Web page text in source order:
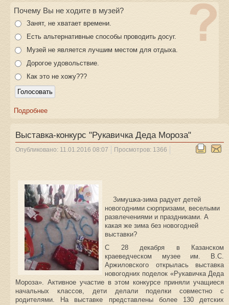
Почему Вы не ходите в музей?
Занят, не хватает времени.
Есть альтернативные способы проводить досуг.
Музей не является лучшим местом для отдыха.
Дорогое удовольствие.
Как это не хожу???
Подробнее
Выставка-конкурс "Рукавичка Деда Мороза"
Опубликовано: 11.01.2016 08:07 Просмотров: 1366
Зимушка-зима радует детей
новогодними сюрпризами, веселыми
развлечениями и праздниками. А
какая же зима без новогодней
выставки?
С 28 декабря в Казанском
краеведческом музее им. В.С.
Аржиловского открылась выставка
новогодних поделок «Рукавичка Деда
Мороза». Активное участие в этом конкурсе приняли учащиеся
начальных классов, дети делали поделки совместно с
родителями. На выставке представлены более 130 детских